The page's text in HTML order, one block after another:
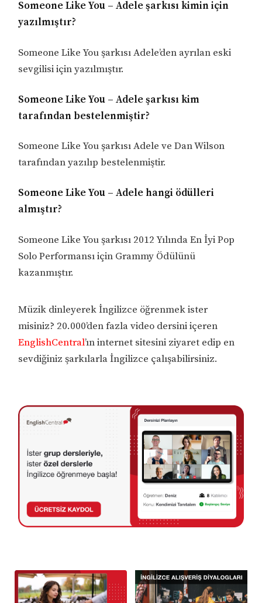
Someone Like You – Adele şarkısı kimin için
yazılmıştır?
Someone Like You şarkısı Adele’den ayrılan eski
sevgilisi için yazılmıştır.
Someone Like You – Adele şarkısı kim
tarafından bestelenmiştir?
Someone Like You şarkısı Adele ve Dan Wilson
tarafından yazılıp bestelenmiştir.
Someone Like You – Adele hangi ödülleri
almıştır?
Someone Like You şarkısı 2012 Yılında En İyi Pop
Solo Performansı için Grammy Ödülünü
kazanmıştır.
Müzik dinleyerek İngilizce öğrenmek ister
misiniz? 20.000’den fazla video dersini içeren
EnglishCentral’ın internet sitesini ziyaret edip en
sevdiğiniz şarkılarla İngilizce çalışabilirsiniz.